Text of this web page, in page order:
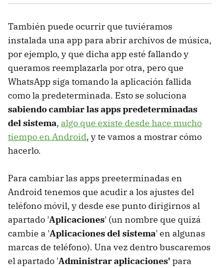
También puede ocurrir que tuviéramos
instalada una app para abrir archivos de música,
por ejemplo, y que dicha app esté fallando y
queramos reemplazarla por otra, pero que
WhatsApp siga tomando la aplicación fallida
como la predeterminada. Esto se soluciona
sabiendo cambiar las apps predeterminadas
del sistema, algo que existe desde hace mucho
tiempo en Android, y te vamos a mostrar cómo
hacerlo.
Para cambiar las apps preeterminadas en
Android tenemos que acudir a los ajustes del
teléfono móvil, y desde ese punto dirigirnos al
apartado 'Aplicaciones' (un nombre que quizá
cambie a 'Aplicaciones del sistema' en algunas
marcas de teléfono). Una vez dentro buscaremos
el apartado 'Administrar aplicaciones' para